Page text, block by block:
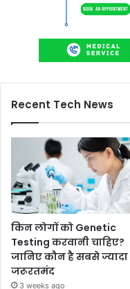
Recent Tech News
किन लोगों को Genetic
Testing करवानी चाहिए?
जानिए कौन है सबसे ज्यादा
जरूरतमंद
3 weeks ago